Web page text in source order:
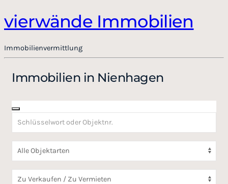
vierwände Immobilien
Immobilienvermittlung
Immobilien in Nienhagen